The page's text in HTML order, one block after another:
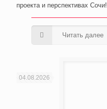
проекта и перспективах Сочи!
Читать далее
04.08.2026